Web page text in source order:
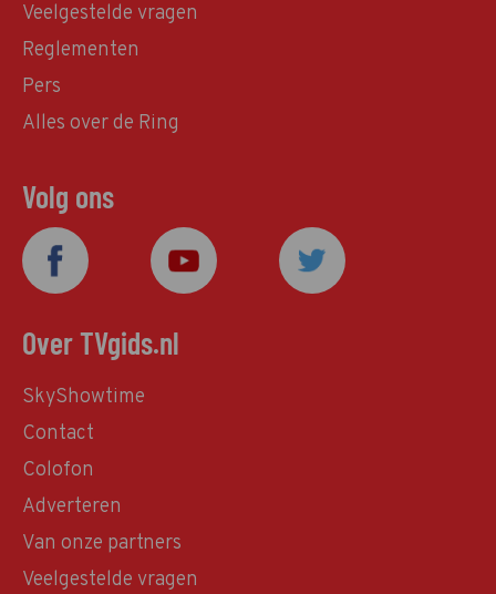
Veelgestelde vragen
Reglementen
Pers
Alles over de Ring
Volg ons
Over TVgids.nl
SkyShowtime
Contact
Colofon
Adverteren
Van onze partners
Veelgestelde vragen